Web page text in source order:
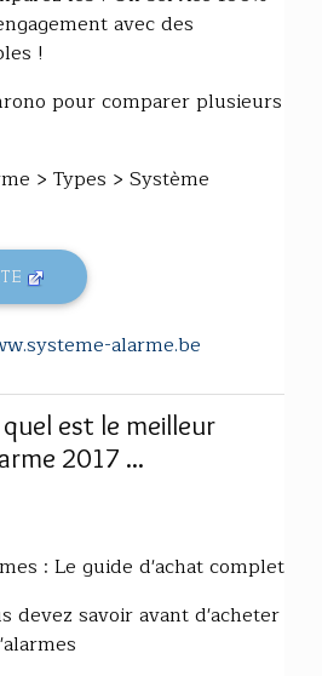
avec des
!
pour comparer plusieurs
> Types > Système
alarme.be
est le meilleur
2017 ...
: Le guide d'achat complet
devez savoir avant d'acheter